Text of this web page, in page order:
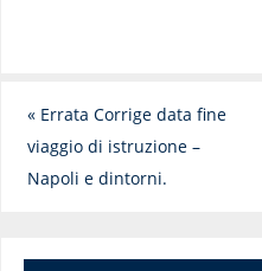
«Errata Corrige data fine
viaggio di istruzione –
Napoli e dintorni.